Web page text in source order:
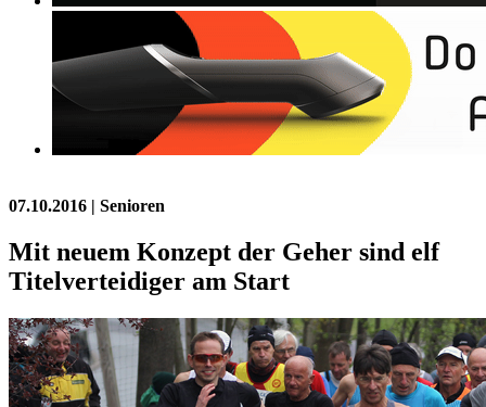
07.10.2016 | Senioren
Mit neuem Konzept der Geher sind elf
Titelverteidiger am Start